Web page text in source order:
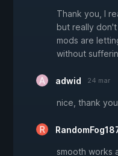
Thank you, I
but really
mods are
without
adwid 24 mar
nice, thank
smooth works